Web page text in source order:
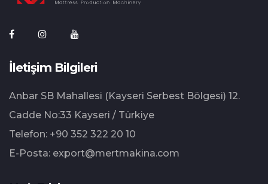
İletişim Bilgileri
Anbar SB Mahallesi (Kayseri Serbest Bölgesi) 12.⁠
⁠Cadde No:33 Kayseri / Türkiye
Telefon: +90 352 322 20 10
E-Posta: export@mertmakina.com